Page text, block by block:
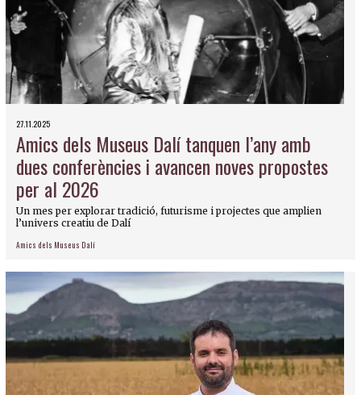
27.11.2025
Amics dels Museus Dalí tanquen l’any amb
dues conferències i avancen noves propostes
per al 2026
Un mes per explorar tradició, futurisme i projectes que amplien
l’univers creatiu de Dalí
Amics dels Museus Dalí